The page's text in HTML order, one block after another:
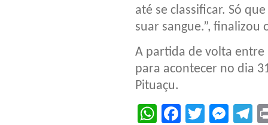
até se classificar. Só
suar sangue.”, finalizou
A partida de volta entre
para acontecer no dia
Pituaçu.
WhatsApp
Facebook
Twitter